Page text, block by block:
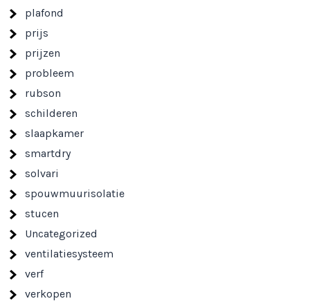
plafond
prijs
prijzen
probleem
rubson
schilderen
slaapkamer
smartdry
solvari
spouwmuurisolatie
stucen
Uncategorized
ventilatiesysteem
verf
verkopen